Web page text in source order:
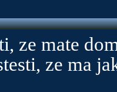
ze mate
ze ma